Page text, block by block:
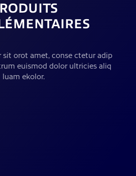
sit orot amet, conse ctetur adip
euismod dolor ultricies aliq
luam ekolor.